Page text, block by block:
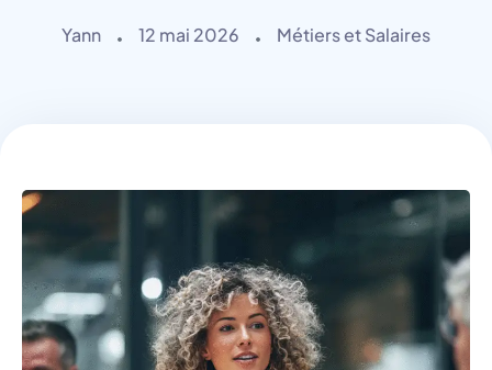
Yann 12 mai 2026 Métiers et Salaires